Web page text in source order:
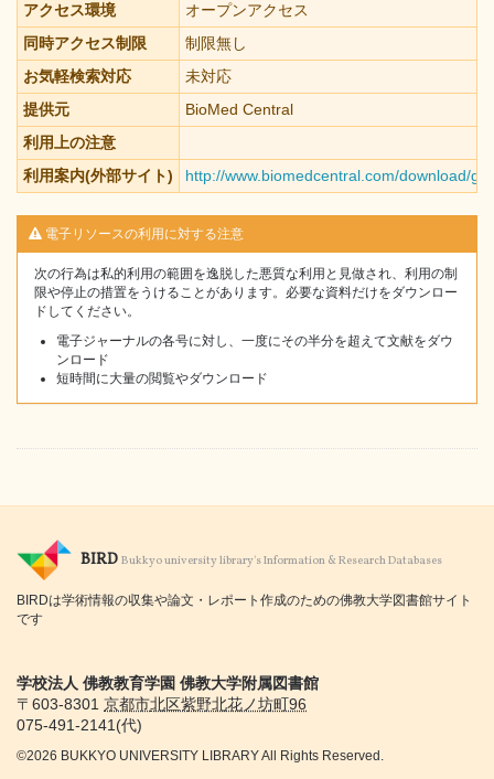
アクセス環境
オープンアクセス
同時アクセス制限
制限無し
お気軽検索対応
未対応
提供元
BioMed Central
利用上の注意
利用案内(外部サイト)
http://www.biomedcentral.com/download/
電子リソースの利用に対する注意
次の行為は私的利用の範囲を逸脱した悪質な利用と見做され、利用の制
限や停止の措置をうけることがあります。必要な資料だけをダウンロー
ドしてください。
電子ジャーナルの各号に対し、一度にその半分を超えて文献をダウ
ンロード
短時間に大量の閲覧やダウンロード
BIRD Bukkyo university library's Information & Research Databases
BIRDは学術情報の収集や論文・レポート作成のための佛教大学図書館サイト
です
学校法人 佛教教育学園 佛教大学附属図書館
〒603-8301 京都市北区紫野北花ノ坊町96
075-491-2141(代)
©2026 BUKKYO UNIVERSITY LIBRARY All Rights Reserved.